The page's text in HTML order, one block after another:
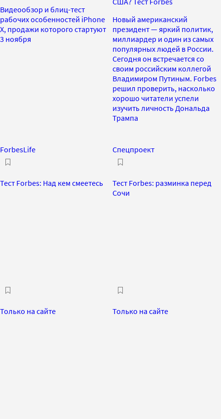
Видеообзор и блиц-тест
рабочих особенностей iPhone
X, продажи которого стартуют
3 ноября
Новый американский
президент — яркий политик,
миллиардер и один из самых
популярных людей в России.
Сегодня он встречается со
своим российским коллегой
Владимиром Путиным. Forbes
решил проверить, насколько
хорошо читатели успели
изучить личность Дональда
Трампа
ForbesLife
Тест Forbes: Над кем смеетесь
Спецпроект
Тест Forbes: разминка перед
Сочи
Только на сайте Только на сайте